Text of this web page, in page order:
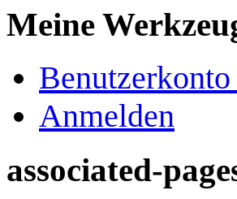
Meine
Anmelden
associated-